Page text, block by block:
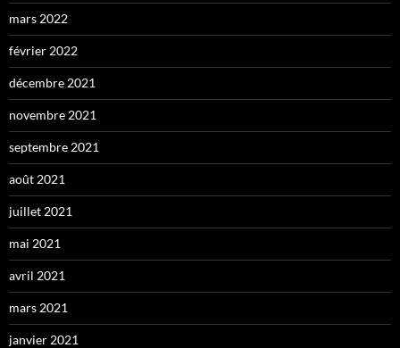
mars 2022
février 2022
décembre 2021
novembre 2021
septembre 2021
août 2021
juillet 2021
mai 2021
avril 2021
mars 2021
janvier 2021